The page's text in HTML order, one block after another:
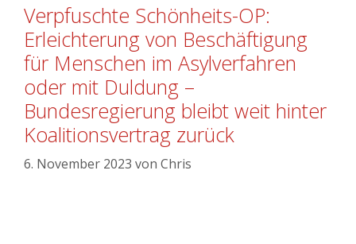
Verpfuschte Schönheits-OP:
Erleichterung von Beschäftigung
für Menschen im Asylverfahren
oder mit Duldung –
Bundesregierung bleibt weit hinter
Koalitionsvertrag zurück
6. November 2023 von Chris